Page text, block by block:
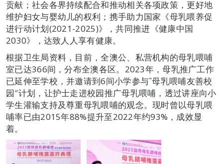
贡献；社会各界持续配合和推动相关各项政策，更好地
维护妇女与婴幼儿的权利；携手助力国家《母乳喂养促
进行动计划(2021-2025)》，共同推进《健康中国
2030》，达致人人享有健康。
根据卫生局资料，目前，全澳公、私营机构的母乳喂哺
室已达366间，分布全澳各区。2023年，母乳推广工作
已延伸至学校，并邀请到6间小学参与‶母乳喂哺友善校
园″计划，让护士走进校园推广母乳喂哺，透过讲座向小
学生灌输支持及尊重母乳喂哺的观念。现时曾以母乳喂
哺率已由2015年88%提升至2022年约93%，成效显
着。